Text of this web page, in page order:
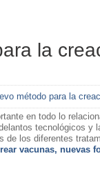
la
en todo lo
tecnológicos y
de los diferentes
vacunas, nuevas